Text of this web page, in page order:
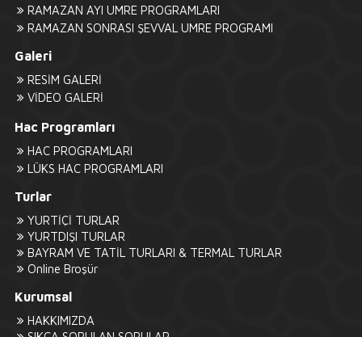
RAMAZAN AYI UMRE PROGRAMLARI
RAMAZAN SONRASI ŞEVVAL UMRE PROGRAMI
Galeri
RESİM GALERİ
VİDEO GALERİ
Hac Programları
HAC PROGRAMLARI
LÜKS HAC PROGRAMLARI
Turlar
YURTİÇİ TURLAR
YURTDIŞI TURLAR
BAYRAM VE TATİL TURLARI & TERMAL TURLAR
Online Broşür
Kurumsal
HAKKIMIZDA